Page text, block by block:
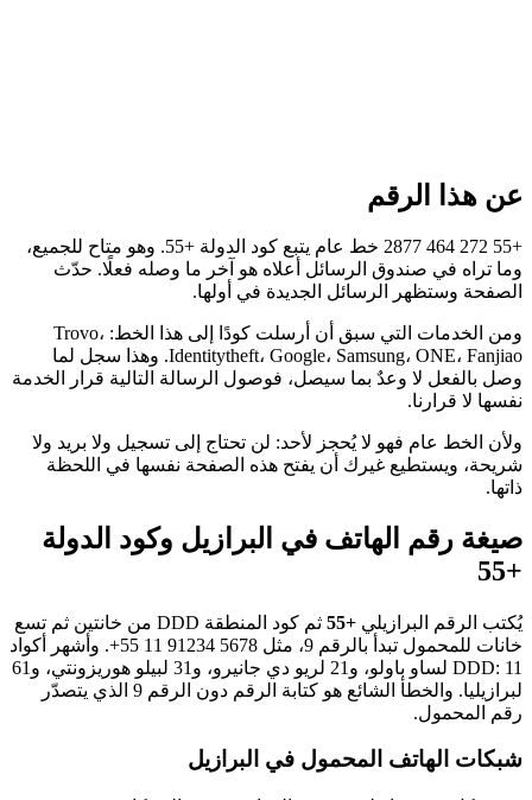
عن هذا الرقم
+55 272 464 2877 خط عام يتبع كود الدولة +55. وهو متاح للجميع،
وما تراه في صندوق الرسائل أعلاه هو آخر ما وصله فعلًا. حدّث
الصفحة وستظهر الرسائل الجديدة في أولها.
ومن الخدمات التي سبق أن أرسلت كودًا إلى هذا الخط: Trovo،
Identitytheft، Google، Samsung، ONE، Fanjiao. وهذا سجل لما
وصل بالفعل لا وعدٌ بما سيصل، فوصول الرسالة التالية قرار الخدمة
نفسها لا قرارنا.
ولأن الخط عام فهو لا يُحجز لأحد: لن تحتاج إلى تسجيل ولا بريد ولا
شريحة، ويستطيع غيرك أن يفتح هذه الصفحة نفسها في اللحظة
ذاتها.
صيغة رقم الهاتف في البرازيل وكود الدولة
+55
يُكتب الرقم البرازيلي +55
ثم كود المنطقة DDD من خانتين ثم تسع
خانات للمحمول تبدأ بالرقم 9، مثل
+55 11 91234 5678. وأشهر أكواد
DDD: 11 لساو باولو، و21 لريو دي جانيرو، و31 لبيلو هوريزونتي، و61
لبرازيليا. والخطأ الشائع هو كتابة الرقم دون الرقم 9 الذي يتصدّر
رقم المحمول.
شبكات الهاتف المحمول في البرازيل